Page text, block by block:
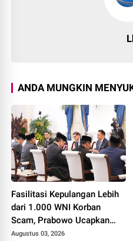
ANDA MUNGKIN
Fasilitasi Kepulangan Lebih
dari 1.000 WNI Korban
Scam, Prabowo Ucapkan
Terima Kasih ke PM
Augustus 03, 2026